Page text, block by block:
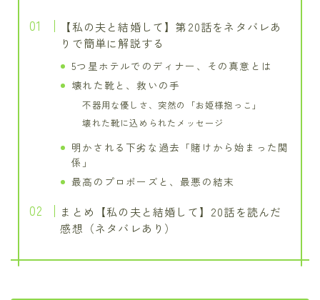
【私の夫と結婚して】第20話をネタバレあ
りで簡単に解説する
5つ星ホテルでのディナー、その真意とは
壊れた靴と、救いの手
不器用な優しさ、突然の「お姫様抱っこ」
壊れた靴に込められたメッセージ
明かされる下劣な過去「賭けから始まった関
係」
最高のプロポーズと、最悪の結末
まとめ【私の夫と結婚して】20話を読んだ
感想（ネタバレあり）